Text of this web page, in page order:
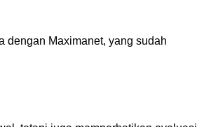
dengan Maximanet, yang sudah